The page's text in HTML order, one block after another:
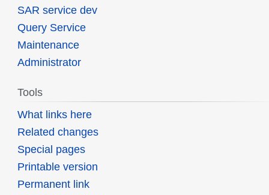
SAR service dev
Query Service
Maintenance
Administrator
Tools
What links here
Related changes
Special pages
Printable version
Permanent link